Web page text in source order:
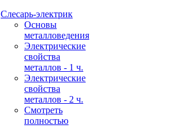
Слесарь-электрик
Основы
металловедения
Электрические
свойства
металлов - 1 ч.
Электрические
свойства
металлов - 2 ч.
Смотреть
полностью